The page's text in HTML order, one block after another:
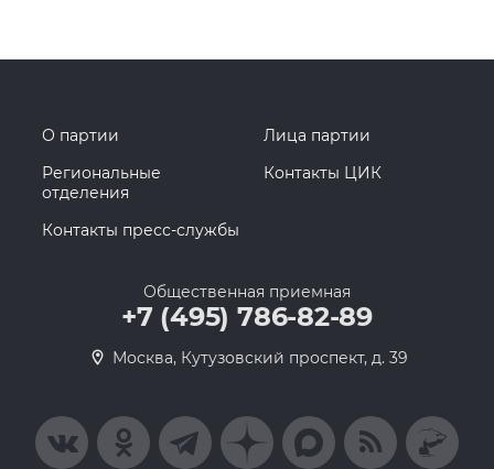
О партии
Лица партии
Региональные
отделения
Контакты ЦИК
Контакты пресс-службы
Общественная приемная
+7 (495) 786-82-89
Москва, Кутузовский проспект, д. 39